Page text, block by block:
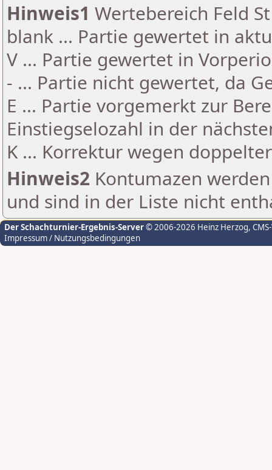
Hinweis1 Wertebereich Feld
blank ... Partie gewertet in
V ... Partie gewertet in
- ... Partie nicht gewertet, da
E ... Partie vorgemerkt zur
Einstiegselozahl in der
K ... Korrektur wegen
Hinweis2 Kontumazen
und sind in der Liste nicht
Der Schachturnier-Ergebnis-Server© 2006-2026 Heinz Herzog,
Impressum / Nutzungsbedingungen